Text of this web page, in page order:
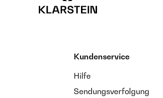
Kundenservice
Hilfe
Sendungsverfolgung